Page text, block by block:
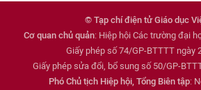
© Tạp chí điện tử Giáo dục
Cơ quan chủ quản: Hiệp hội Các trường đại
Giấy phép số 74/GP-BTTTT ngày
Giấy phép sửa đổi, bổ sung số 50/GP-
Phó Chủ tịch Hiệp hội, Tổng Biên tập: